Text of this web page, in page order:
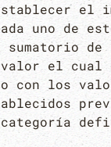
el
uno de
de
valor el cual
con los
categoría